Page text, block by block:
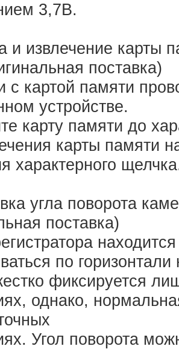
3,7В.
и извлечение карты
поставка)
с картой памяти
устройстве.
карту памяти до
карты памяти
характерного
угла поворота
поставка)
по
фиксируется
однако,
Угол поворота